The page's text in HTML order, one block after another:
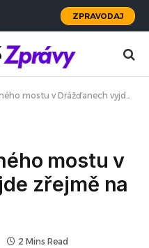
ZPRAVODAJ
v Drážďanech vyjde zřejmě na 32 milionů eur
mostu v
zřejmě na
2 Mins Read